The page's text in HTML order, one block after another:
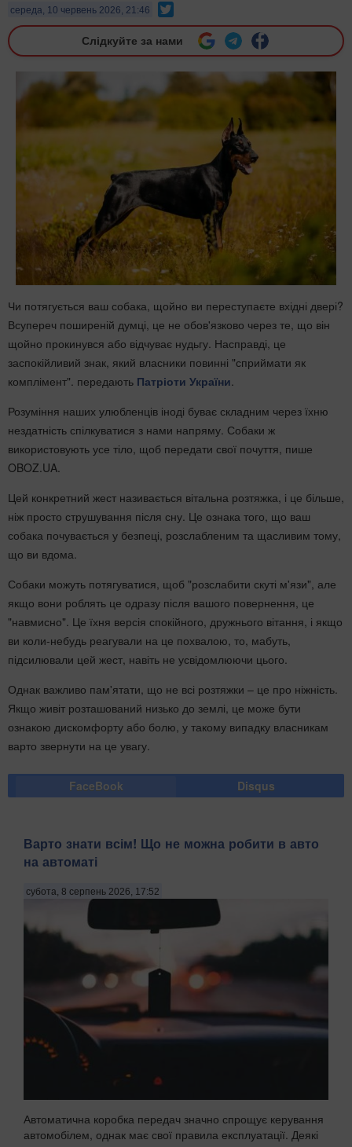
середа, 10 червень 2026, 21:46
Слідкуйте за нами
Чи потягується ваш собака, щойно ви переступаєте вхідні двері?
Всупереч поширеній думці, це не обов'язково через те, що він
щойно прокинувся або відчуває нудьгу. Насправді, це
заспокійливий знак, який власники повинні "сприймати як
комплімент". передають Патріоти України.
Розуміння наших улюбленців іноді буває складним через їхню
нездатність спілкуватися з нами напряму. Собаки ж
використовують усе тіло, щоб передати свої почуття, пише
OBOZ.UA.
Цей конкретний жест називається вітальна розтяжка, і це більше,
ніж просто струшування після сну. Це ознака того, що ваш
собака почувається у безпеці, розслабленим та щасливим тому,
що ви вдома.
Собаки можуть потягуватися, щоб "розслабити скуті м'язи", але
якщо вони роблять це одразу після вашого повернення, це
"навмисно". Це їхня версія спокійного, дружнього вітання, і якщо
ви коли-небудь реагували на це похвалою, то, мабуть,
підсилювали цей жест, навіть не усвідомлюючи цього.
Однак важливо пам'ятати, що не всі розтяжки – це про ніжність.
Якщо живіт розташований низько до землі, це може бути
ознакою дискомфорту або болю, у такому випадку власникам
варто звернути на це увагу.
FaceBook Disqus
Варто знати всім! Що не можна робити в авто
на автоматі
субота, 8 серпень 2026, 17:52
Автоматична коробка передач значно спрощує керування
автомобілем, однак має свої правила експлуатації. Деякі